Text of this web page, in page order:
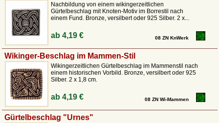
Nachbildung von einem wikingerzeitlichen
Gürtelbeschlag mit Knoten-Motiv im Borrestil nach
einem Fund. Bronze, versilbert oder 925 Silber. 2 x...
ab4,19 € 08 ZN KnWerk
Wikinger-Beschlag im Mammen-Stil
Wikingerzeitlichen Gürtelbeschlag im Mammenstil nach
einem historischen Vorbild. Bronze, versilbert oder 925
Silber. 2 x 1,8 cm.
ab4,19 € 08 ZN Wi-Mammen
Gürtelbeschlag "Urnes"